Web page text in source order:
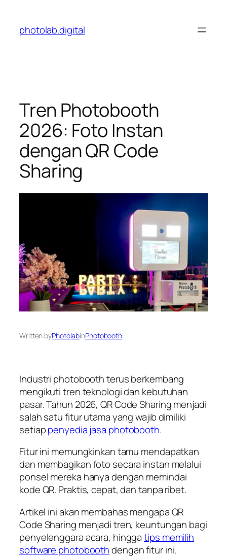
content
photolab.digital
Tren Photobooth
2026: Foto Instan
dengan QR Code
Sharing
Written byPhotolabinPhotobooth
Industri photobooth terus berkembang
mengikuti tren teknologi dan kebutuhan
pasar. Tahun 2026, QR Code Sharing menjadi
salah satu fitur utama yang wajib dimiliki
setiappenyedia jasa photobooth.
Fitur ini memungkinkan tamu mendapatkan
dan membagikan foto secara instan melalui
ponsel mereka hanya dengan memindai
kode QR. Praktis, cepat, dan tanpa ribet.
Artikel ini akan membahas mengapa QR
Code Sharing menjadi tren, keuntungan bagi
penyelenggara acara, hinggatips memilih
software photoboothdengan fitur ini.